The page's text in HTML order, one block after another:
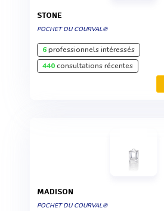
STONE
POCHET DU COURVAL®
6professionnels intéressés
440consultations récentes
MADISON
POCHET DU COURVAL®